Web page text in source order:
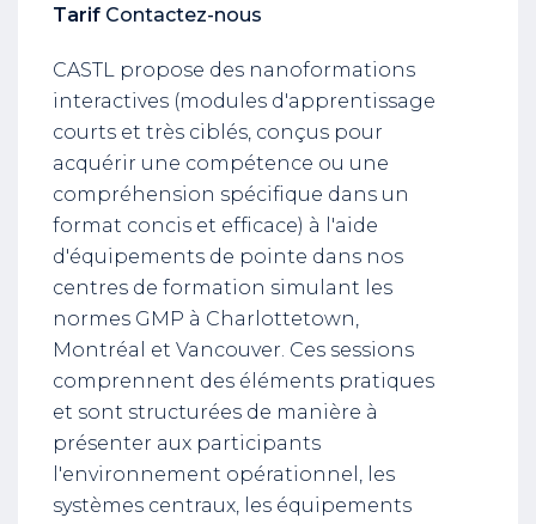
Tarif Contactez-nous
CASTL propose des nanoformations
interactives (modules d'apprentissage
courts et très ciblés, conçus pour
acquérir une compétence ou une
compréhension spécifique dans un
format concis et efficace) à l'aide
d'équipements de pointe dans nos
centres de formation simulant les
normes GMP à Charlottetown,
Montréal et Vancouver. Ces sessions
comprennent des éléments pratiques
et sont structurées de manière à
présenter aux participants
l'environnement opérationnel, les
systèmes centraux, les équipements